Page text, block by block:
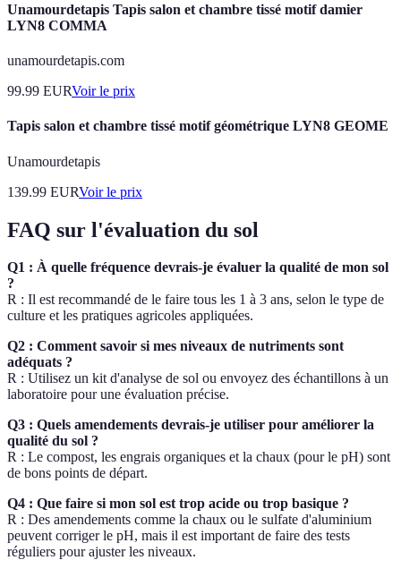
Unamourdetapis Tapis salon et chambre tissé motif damier
LYN8 COMMA
unamourdetapis.com
99.99 EURVoir le prix
Tapis salon et chambre tissé motif géométrique LYN8 GEOME
Unamourdetapis
139.99 EURVoir le prix
FAQ sur l'évaluation du sol
Q1 : À quelle fréquence devrais-je évaluer la qualité de mon sol
?
R : Il est recommandé de le faire tous les 1 à 3 ans, selon le type de
culture et les pratiques agricoles appliquées.
Q2 : Comment savoir si mes niveaux de nutriments sont
adéquats ?
R : Utilisez un kit d'analyse de sol ou envoyez des échantillons à un
laboratoire pour une évaluation précise.
Q3 : Quels amendements devrais-je utiliser pour améliorer la
qualité du sol ?
R : Le compost, les engrais organiques et la chaux (pour le pH) sont
de bons points de départ.
Q4 : Que faire si mon sol est trop acide ou trop basique ?
R : Des amendements comme la chaux ou le sulfate d'aluminium
peuvent corriger le pH, mais il est important de faire des tests
réguliers pour ajuster les niveaux.